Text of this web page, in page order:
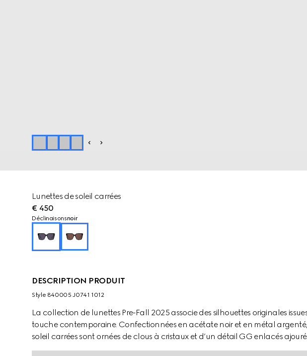
Lunettes de soleil carrées
€ 450
Déclinaisonsnoir
DESCRIPTION PRODUIT
Style ‎840005 J0741 1012
La collection de lunettes Pre-Fall 2025 associe des silhouettes originales
touche contemporaine. Confectionnées en acétate noir et en métal
soleil carrées sont ornées de clous à cristaux et d’un détail GG enlacés ajouré.